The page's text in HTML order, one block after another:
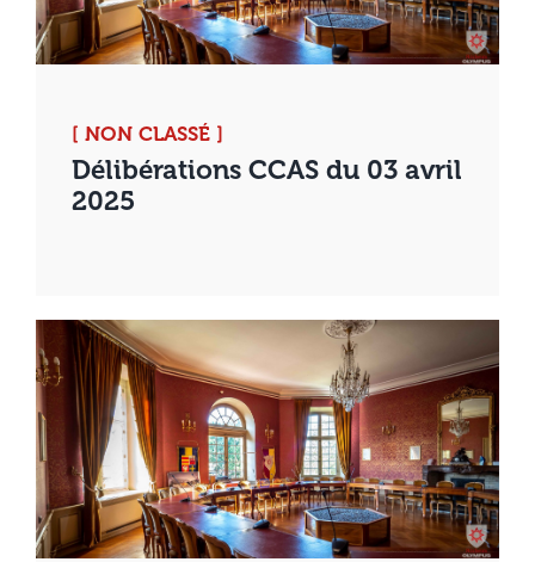
[ NON CLASSÉ ]
Délibérations CCAS du 03 avril
2025